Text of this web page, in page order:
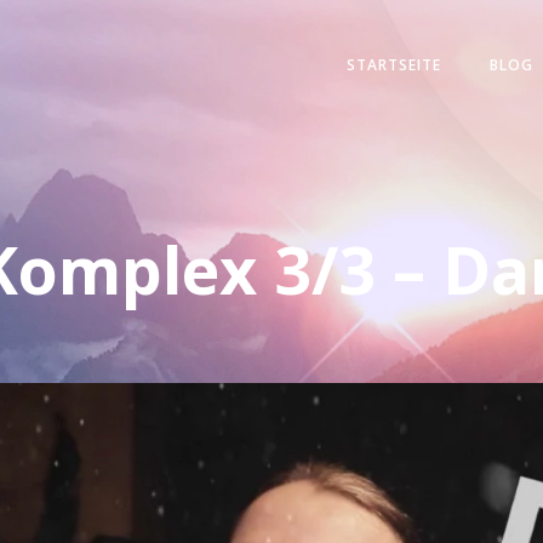
STARTSEITE BLOG
3/3 –